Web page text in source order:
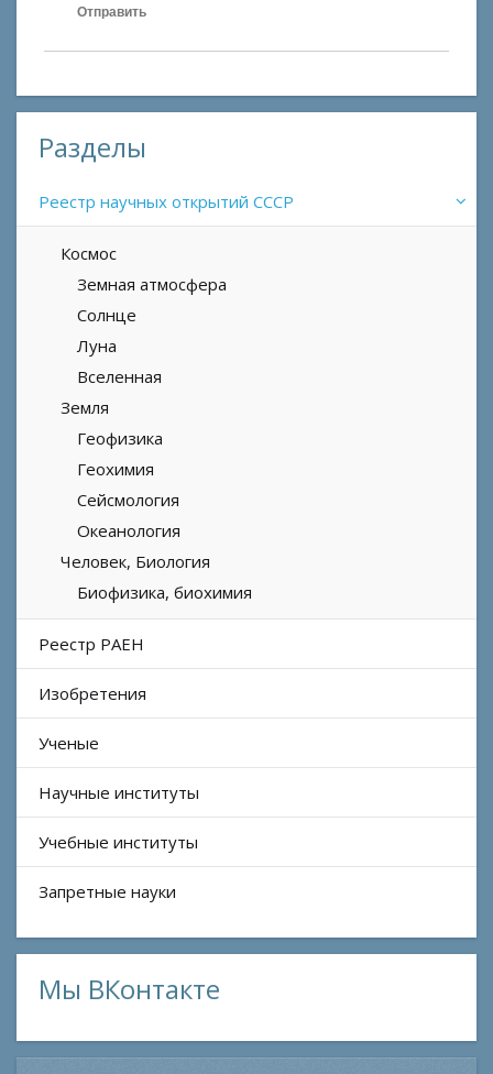
Отправить
Разделы
Реестр научных открытий СССР
Космос
Земная атмосфера
Солнце
Луна
Вселенная
Земля
Геофизика
Геохимия
Сейсмология
Океанология
Человек, Биология
Биофизика, биохимия
Реестр РАЕН
Изобретения
Ученые
Научные институты
Учебные институты
Запретные науки
Мы ВКонтакте